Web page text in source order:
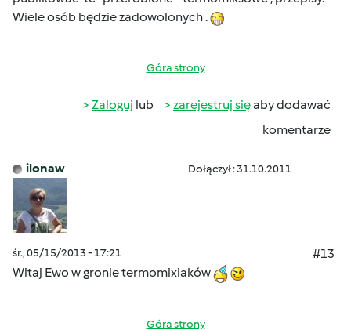
Wiele osób będzie zadowolonych .
Góra strony
Zaloguj lub zarejestruj sięaby dodawać
komentarze
ilonaw Dołączył : 31.10.2011
śr., 05/15/2013 - 17:21
#13
Witaj Ewo w gronie termomixiaków
Góra strony